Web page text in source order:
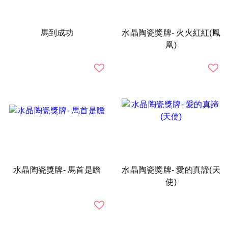
馬到成功
水晶陶瓷獎牌- 火火紅紅(鳳
凰)
水晶陶瓷獎牌- 馬首是瞻
水晶陶瓷獎牌- 愛的真諦(天
使)